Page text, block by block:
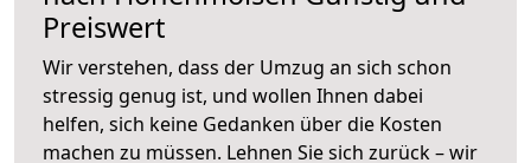
Preiswert
Wir verstehen, dass der Umzug an sich schon
stressig genug ist, und wollen Ihnen dabei
helfen, sich keine Gedanken über die Kosten
machen zu müssen. Lehnen Sie sich zurück – wir